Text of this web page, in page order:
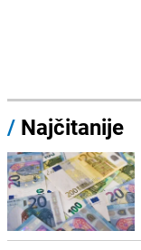
/ Najčitanije